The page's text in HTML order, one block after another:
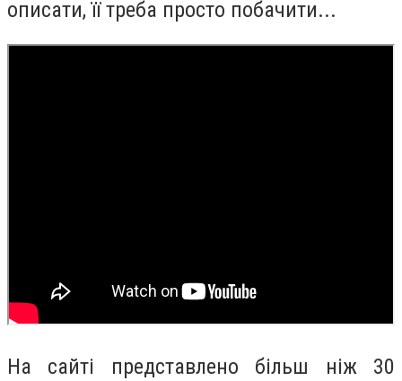
описати, її треба просто побачити...
На сайті представлено більш ніж 30